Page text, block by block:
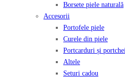
Borsete piele naturală
Accesorii
Portofele piele
Curele din piele
Portcarduri și portchei
Altele
Seturi cadou